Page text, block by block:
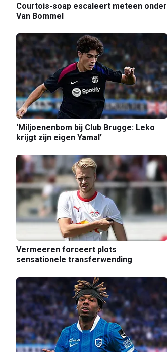
Courtois-soap escaleert meteen onder
Van Bommel
‘Miljoenenbom bij Club Brugge: Leko
krijgt zijn eigen Yamal’
Vermeeren forceert plots
sensationele transferwending